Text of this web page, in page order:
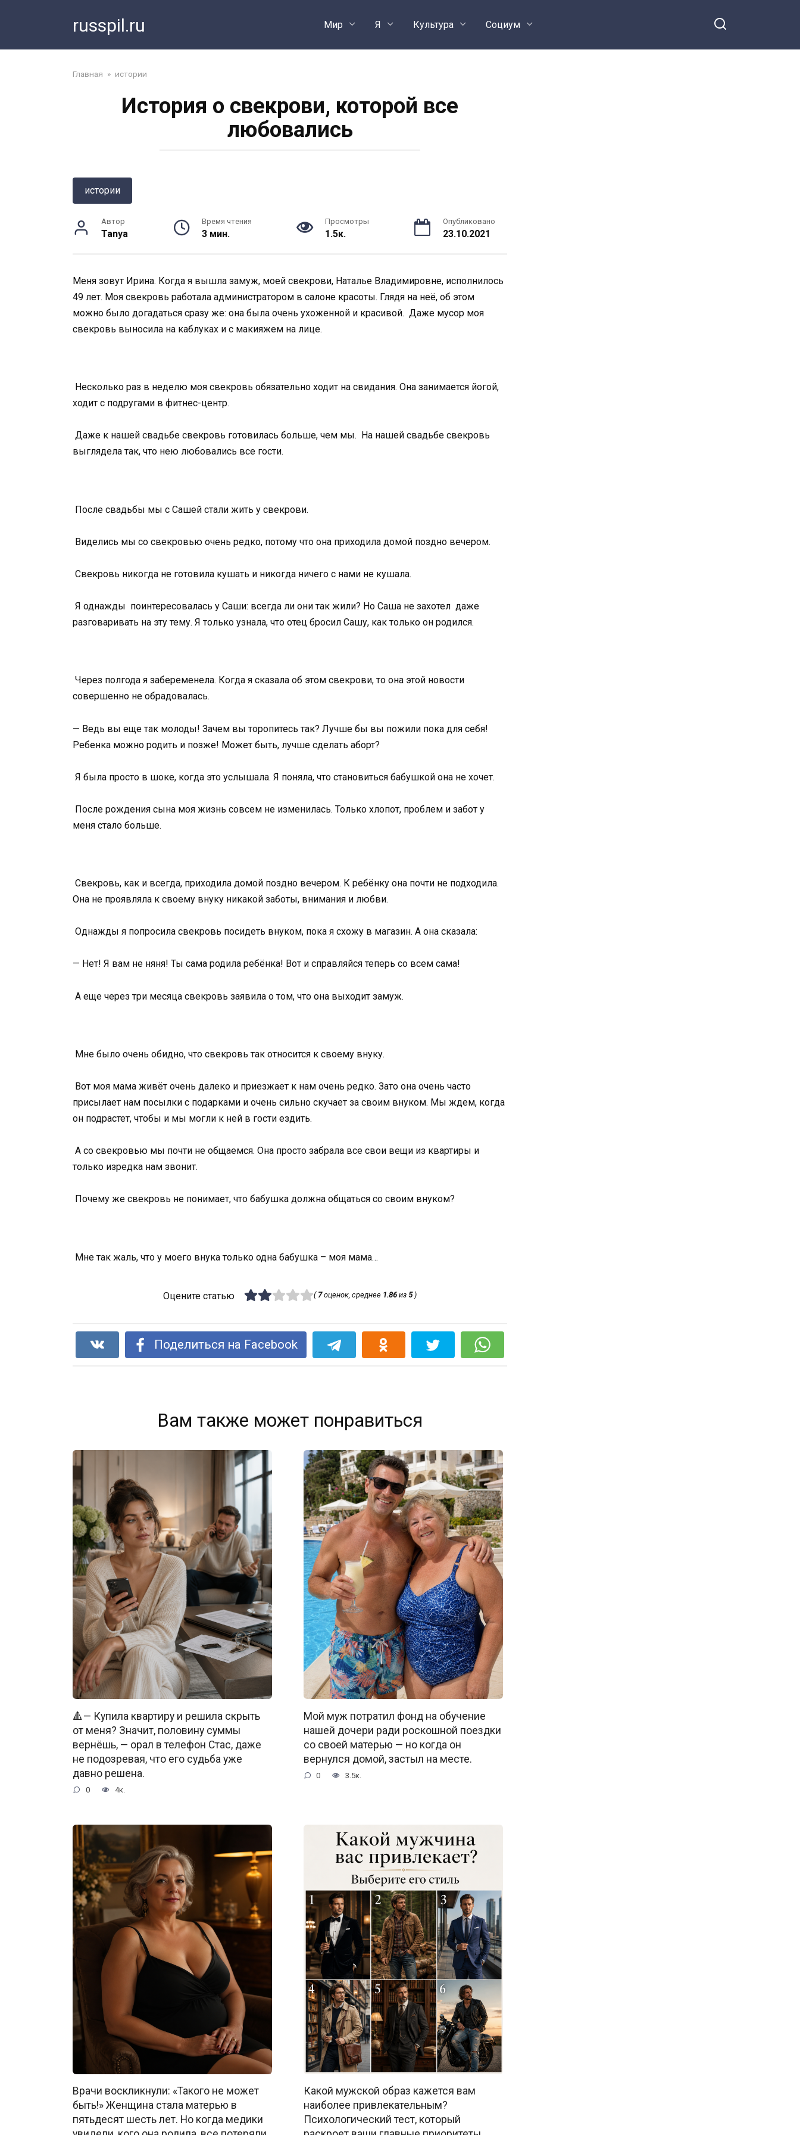
russpil.ru Мир Я Культура Социум
Главная » истории
История о свекрови, которой все
любовались
истории
Автор
Tanya
Время чтения
3 мин.
Просмотры
1.5к.
Опубликовано
23.10.2021
Меня зовут Ирина. Когда я вышла замуж, моей свекрови, Наталье Владимировне, исполнилось
49 лет. Моя свекровь работала администратором в салоне красоты. Глядя на неё, об этом
можно было догадаться сразу же: она была очень ухоженной и красивой. Даже мусор моя
свекровь выносила на каблуках и с макияжем на лице.
Несколько раз в неделю моя свекровь обязательно ходит на свидания. Она занимается йогой,
ходит с подругами в фитнес-центр.
Даже к нашей свадьбе свекровь готовилась больше, чем мы. На нашей свадьбе свекровь
выглядела так, что нею любовались все гости.
После свадьбы мы с Сашей стали жить у свекрови.
Виделись мы со свекровью очень редко, потому что она приходила домой поздно вечером.
Свекровь никогда не готовила кушать и никогда ничего с нами не кушала.
Я однажды поинтересовалась у Саши: всегда ли они так жили? Но Саша не захотел даже
разговаривать на эту тему. Я только узнала, что отец бросил Сашу, как только он родился.
Через полгода я забеременела. Когда я сказала об этом свекрови, то она этой новости
совершенно не обрадовалась.
— Ведь вы еще так молоды! Зачем вы торопитесь так? Лучше бы вы пожили пока для себя!
Ребенка можно родить и позже! Может быть, лучше сделать аборт?
Я была просто в шоке, когда это услышала. Я поняла, что становиться бабушкой она не хочет.
После рождения сына моя жизнь совсем не изменилась. Только хлопот, проблем и забот у
меня стало больше.
Свекровь, как и всегда, приходила домой поздно вечером. К ребёнку она почти не подходила.
Она не проявляла к своему внуку никакой заботы, внимания и любви.
Однажды я попросила свекровь посидеть внуком, пока я схожу в магазин. А она сказала:
— Нет! Я вам не няня! Ты сама родила ребёнка! Вот и справляйся теперь со всем сама!
А еще через три месяца свекровь заявила о том, что она выходит замуж.
Мне было очень обидно, что свекровь так относится к своему внуку.
Вот моя мама живёт очень далеко и приезжает к нам очень редко. Зато она очень часто
присылает нам посылки с подарками и очень сильно скучает за своим внуком. Мы ждем, когда
он подрастет, чтобы и мы могли к ней в гости ездить.
А со свекровью мы почти не общаемся. Она просто забрала все свои вещи из квартиры и
только изредка нам звонит.
Почему же свекровь не понимает, что бабушка должна общаться со своим внуком?
Мне так жаль, что у моего внука только одна бабушка – моя мама…
Оцените статью ( 7оценок, среднее 1.86из 5)
Поделиться на Facebook
Вам также может понравиться
🔺— Купила квартиру и решила скрыть
от меня? Значит, половину суммы
вернёшь, — орал в телефон Стас, даже
не подозревая, что его судьба уже
давно решена.
0 4к.
Мой муж потратил фонд на обучение
нашей дочери ради роскошной поездки
со своей матерью — но когда он
вернулся домой, застыл на месте.
0 3.5к.
Врачи воскликнули: «Такого не может
быть!» Женщина стала матерью в
пятьдесят шесть лет. Но когда медики
Какой мужской образ кажется вам
наиболее привлекательным?
Психологический тест, который